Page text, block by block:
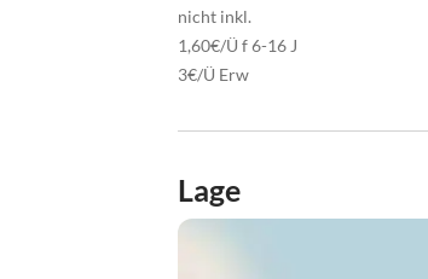
nicht inkl.
1,60€/Ü f 6-16 J
3€/Ü Erw
Lage